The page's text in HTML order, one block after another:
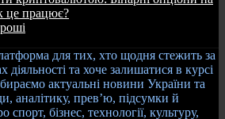
це працює?
для тих, хто щодня стежить за
діяльності та хоче залишатися в курсі
актуальні новини України та
аналітику, прев’ю, підсумки й
спорт, бізнес, технології, культуру,